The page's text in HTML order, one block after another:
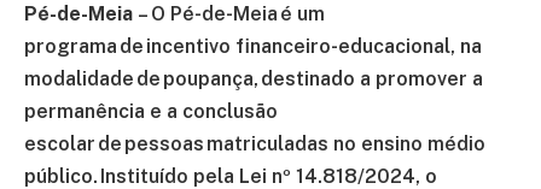
Pé-de-Meia – O Pé-de-Meia é um
programa de incentivo financeiro-educacional, na
modalidade de poupança, destinado a promover a
permanência e a conclusão
escolar de pessoas matriculadas no ensino médio
público. Instituído pela Lei nº 14.818/2024, o